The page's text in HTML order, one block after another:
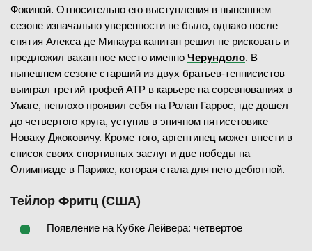
Фокиной. Относительно его выступления в нынешнем
сезоне изначально уверенности не было, однако после
снятия Алекса де Минаура капитан решил не рисковать и
предложил вакантное место именно Черундоло. В
нынешнем сезоне старший из двух братьев-теннисистов
выиграл третий трофей ATP в карьере на соревнованиях в
Умаге, неплохо проявил себя на Ролан Гаррос, где дошел
до четвертого круга, уступив в эпичном пятисетовике
Новаку Джоковичу. Кроме того, аргентинец может внести в
список своих спортивных заслуг и две победы на
Олимпиаде в Париже, которая стала для него дебютной.
Тейлор Фритц (США)
Появление на Кубке Лейвера: четвертое